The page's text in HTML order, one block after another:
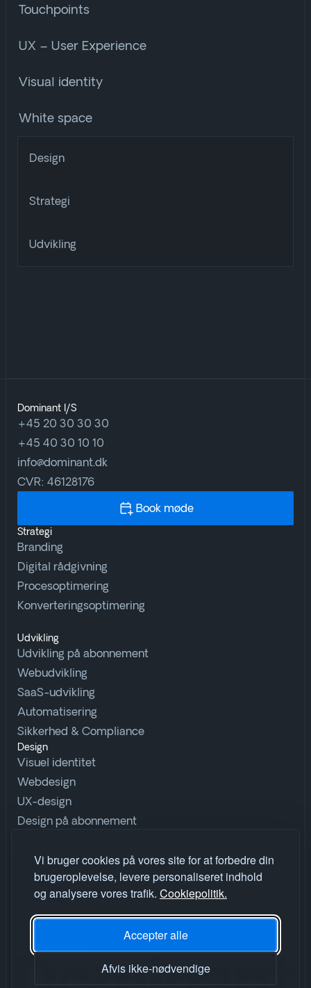
Vi bruger cookies på vores site for at forbedre din
brugeroplevelse, levere personaliseret indhold
og analysere vores trafik. Cookiepolitik.
Accepter alle
Afvis ikke-nødvendige
Design
Strategi
Udvikling
Touchpoints
UX – User Experience
Visual identity
White space
Dominant I/S
+45 20 30 30 30
+45 40 30 10 10
info@dominant.dk
CVR: 46128176
Book møde
Strategi
Branding
Digital rådgivning
Procesoptimering
Konverteringsoptimering
Udvikling
Udvikling på abonnement
Webudvikling
SaaS-udvikling
Automatisering
Sikkerhed & Compliance
Design
Visuel identitet
Webdesign
UX-design
Design på abonnement
Udforsk
Ordbog
Insights
Vores proces